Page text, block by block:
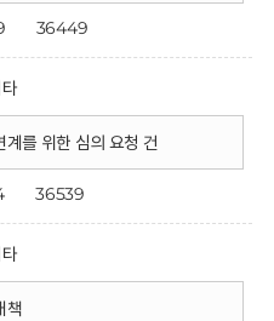
36449
를 위한 심의 요청 건
36539
책